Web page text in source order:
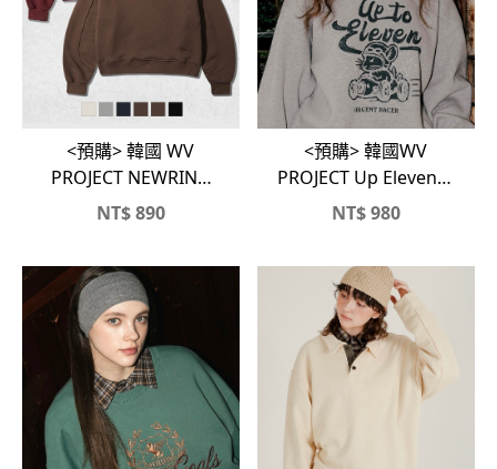
<預購> 韓國 WV
PROJECT NEWRING
短版寬鬆大學T
NT$890
<預購> 韓國WV
PROJECT Up Eleven刷
毛大學T
NT$980